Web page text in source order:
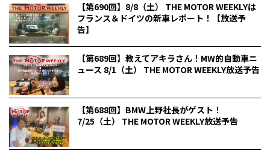
【第690回】8/8（土） THE MOTOR WEEKLYは
フランス＆ドイツの新車レポート！【放送予
告】
【第689回】教えてアキラさん！MW的自動車ニ
ュース 8/1（土） THE MOTOR WEEKLY放送予告
【第688回】BMW上野社長がゲスト！
7/25（土） THE MOTOR WEEKLY放送予告